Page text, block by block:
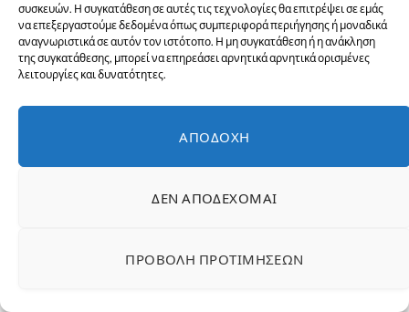
συσκευών. Η συγκατάθεση σε αυτές τις τεχνολογίες θα επιτρέψει σε εμάς
να επεξεργαστούμε δεδομένα όπως συμπεριφορά περιήγησης ή μοναδικά
αναγνωριστικά σε αυτόν τον ιστότοπο. Η μη συγκατάθεση ή η ανάκληση
της συγκατάθεσης, μπορεί να επηρεάσει αρνητικά αρνητικά ορισμένες
λειτουργίες και δυνατότητες.
ΑΠΟΔΟΧΉ
ΔΕΝ ΑΠΟΔΈΧΟΜΑΙ
ΠΡΟΒΟΛΉ ΠΡΟΤΙΜΉΣΕΩΝ
Ανάμνηση του Θαύματος της κατάσβεσης της